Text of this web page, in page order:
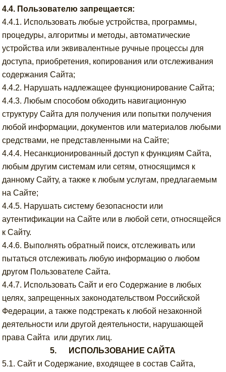
4.4. Пользователю запрещается:
4.4.1. Использовать любые устройства, программы,
процедуры, алгоритмы и методы, автоматические
устройства или эквивалентные ручные процессы для
доступа, приобретения, копирования или отслеживания
содержания Сайта;
4.4.2. Нарушать надлежащее функционирование Сайта;
4.4.3. Любым способом обходить навигационную
структуру Сайта для получения или попытки получения
любой информации, документов или материалов любыми
средствами, не представленными на Сайте;
4.4.4. Несанкционированный доступ к функциям Сайта,
любым другим системам или сетям, относящимся к
данному Сайту, а также к любым услугам, предлагаемым
на Сайте;
4.4.5. Нарушать систему безопасности или
аутентификации на Сайте или в любой сети, относящейся
к Сайту.
4.4.6. Выполнять обратный поиск, отслеживать или
пытаться отслеживать любую информацию о любом
другом Пользователе Сайта.
4.4.7. Использовать Сайт и его Содержание в любых
целях, запрещенных законодательством Российской
Федерации, а также подстрекать к любой незаконной
деятельности или другой деятельности, нарушающей
права Сайта или других лиц.
5. ИСПОЛЬЗОВАНИЕ САЙТА
5.1. Сайт и Содержание, входящее в состав Сайта,